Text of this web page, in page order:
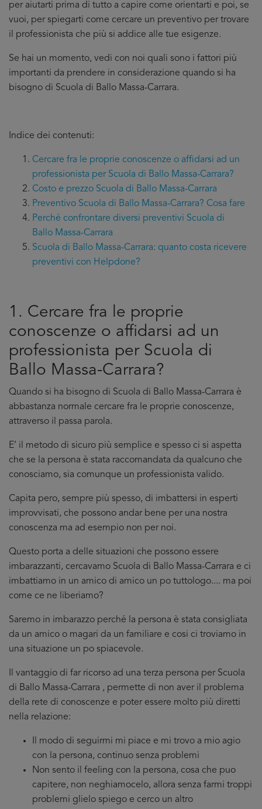
per aiutarti prima di tutto a capire come orientarti e poi, se
vuoi, per spiegarti come cercare un preventivo per trovare
il professionista che più si addice alle tue esigenze.
Se hai un momento, vedi con noi quali sono i fattori più
importanti da prendere in considerazione quando si ha
bisogno di Scuola di Ballo Massa-Carrara.
Indice dei contenuti:
Cercare fra le proprie conoscenze o affidarsi ad un
professionista per Scuola di Ballo Massa-Carrara?
Costo e prezzo Scuola di Ballo Massa-Carrara
Preventivo Scuola di Ballo Massa-Carrara? Cosa fare
Perché confrontare diversi preventivi Scuola di
Ballo Massa-Carrara
Scuola di Ballo Massa-Carrara: quanto costa ricevere
preventivi con Helpdone?
1. Cercare fra le proprie
conoscenze o affidarsi ad un
professionista per Scuola di
Ballo Massa-Carrara?
Quando si ha bisogno di Scuola di Ballo Massa-Carrara è
abbastanza normale cercare fra le proprie conoscenze,
attraverso il passa parola.
E’ il metodo di sicuro più semplice e spesso ci si aspetta
che se la persona è stata raccomandata da qualcuno che
conosciamo, sia comunque un professionista valido.
Capita pero, sempre più spesso, di imbattersi in esperti
improvvisati, che possono andar bene per una nostra
conoscenza ma ad esempio non per noi.
Questo porta a delle situazioni che possono essere
imbarazzanti, cercavamo Scuola di Ballo Massa-Carrara e ci
imbattiamo in un amico di amico un po tuttologo.... ma poi
come ce ne liberiamo?
Saremo in imbarazzo perché la persona è stata consigliata
da un amico o magari da un familiare e cosi ci troviamo in
una situazione un po spiacevole.
Il vantaggio di far ricorso ad una terza persona per Scuola
di Ballo Massa-Carrara , permette di non aver il problema
della rete di conoscenze e poter essere molto più diretti
nella relazione:
Il modo di seguirmi mi piace e mi trovo a mio agio
con la persona, continuo senza problemi
Non sento il feeling con la persona, cosa che puo
capitere, non neghiamocelo, allora senza farmi troppi
problemi glielo spiego e cerco un altro